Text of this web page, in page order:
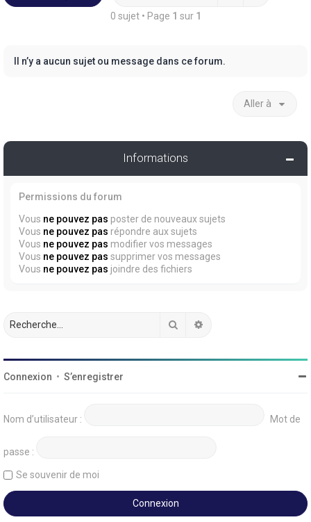
0 sujet • Page 1 sur 1
Il n’y a aucun sujet ou message dans ce forum.
Aller à
Informations
Permissions du forum
Vous ne pouvez pas poster de nouveaux sujets
Vous ne pouvez pas répondre aux sujets
Vous ne pouvez pas modifier vos messages
Vous ne pouvez pas supprimer vos messages
Vous ne pouvez pas joindre des fichiers
Rechercher
Connexion • S’enregistrer
Nom d’utilisateur : Mot de
passe :
Se souvenir de moi